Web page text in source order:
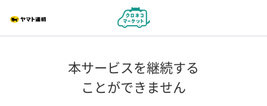
本サービスを継続する
ことができません